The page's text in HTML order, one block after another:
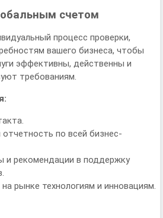
счетом
процесс проверки,
вашего бизнеса, чтобы
эффективны, действенны и
требованиям.
по всей бизнес-
и рекомендации в поддержку
рынке технологиям и инновациям.